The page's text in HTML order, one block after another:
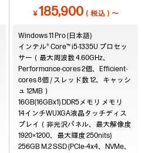
定！台数限定で最短6営業日納品
可能 （0120-830-130）
￥185,900 （税込）～
Windows 11 Pro (日本語)
インテル® Core™ i5-1335U プロセッ
サー（最大周波数 4.60GHz、
Performance-cores 2個、Efficient-
cores 8個 / スレッド数 12、キャッシ
ュ 12MB）
16GB(16GBx1) DDR5メモリ
14インチWUXGA液晶タッチディス
プレイ（非光沢パネル、最大解像度
1920×1200、最大輝度 250nits)
256GB M.2 SSD (PCIe-4x4、NVMe、